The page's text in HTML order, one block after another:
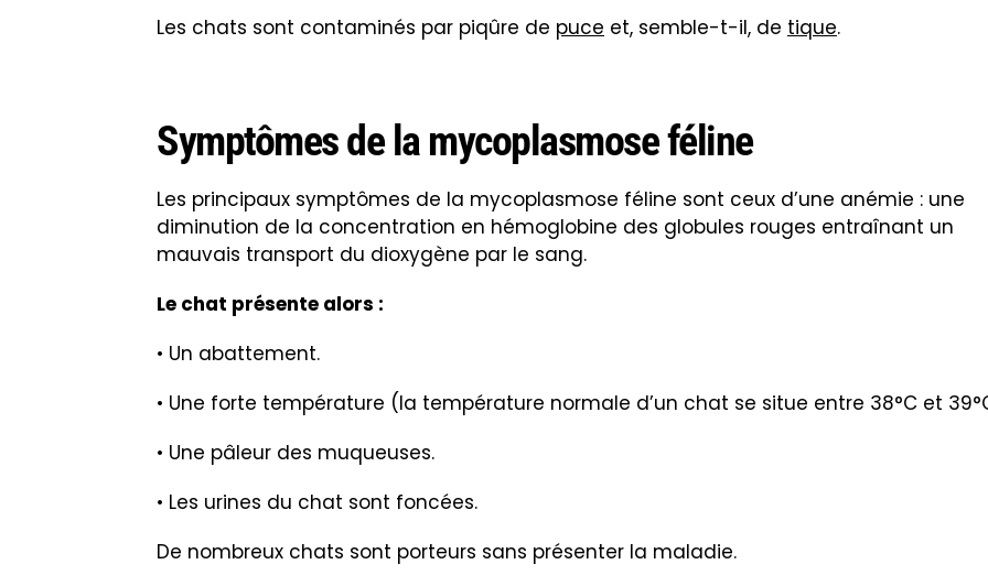
Les chats sont contaminés par piqûre de puce et, semble-t-il, de tique.
Symptômes de la mycoplasmose féline
Les principaux symptômes de la mycoplasmose féline sont ceux d’une anémie : une
diminution de la concentration en hémoglobine des globules rouges entraînant un
mauvais transport du dioxygène par le sang.
Le chat présente alors :
• Un abattement.
• Une forte température (la température normale d’un chat se situe entre 38°C et
• Une pâleur des muqueuses.
• Les urines du chat sont foncées.
De nombreux chats sont porteurs sans présenter la maladie.